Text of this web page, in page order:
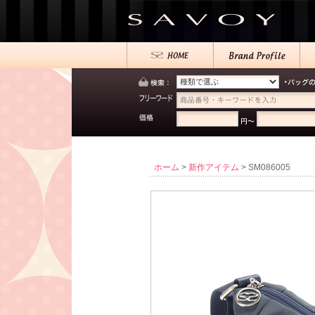
ホーム > 新作アイテム > SM086005